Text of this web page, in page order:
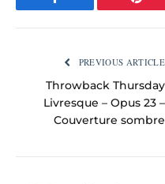
Facebook
PREVIOUS ARTICLE
Throwback Thursday
Livresque – Opus 23 –
Couverture sombre